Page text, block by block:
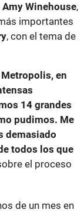
Amy Winehouse,
importantes
, con el tema de
en
14 grandes
pudimos. Me
demasiado
todos los que
el proceso
de un mes en